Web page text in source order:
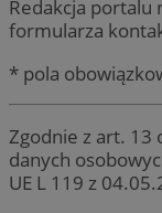
Redakcja portalu
formularza
* pola
Zgodnie z art. 13
danych
UE L 119 z